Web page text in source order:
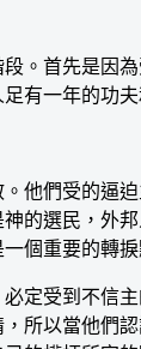
首先是因為
有一年的功
們受的逼迫
的選民，外
個重要的轉
受到不信主
所以當他們